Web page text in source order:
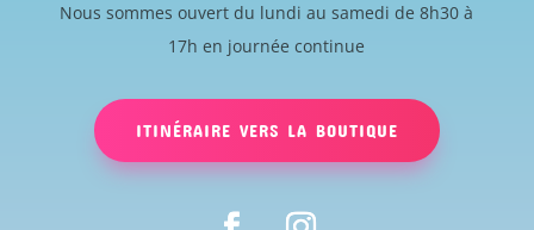
Nous sommes ouvert du lundi au samedi de 8h30 à
17h en journée continue
ITINÉRAIRE VERS LA BOUTIQUE